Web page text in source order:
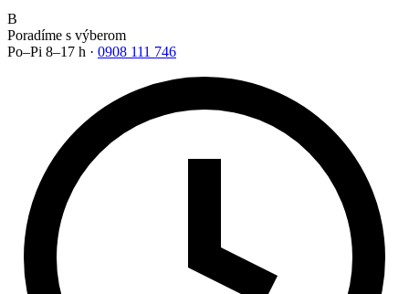
B
Poradíme s výberom
Po–Pi 8–17 h · 0908 111 746